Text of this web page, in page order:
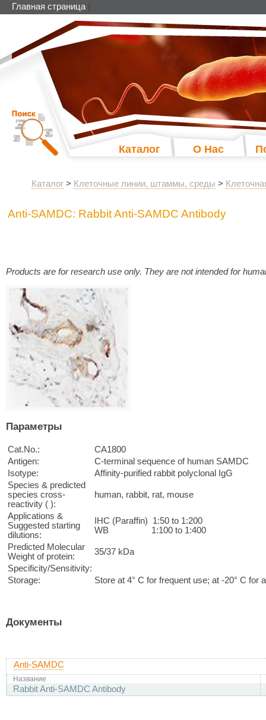
Главная страница
Каталог О Нас
Каталог > Клеточные линии, штаммы, среды >
Anti-SAMDC: Rabbit Anti-SAMDC Antibody
Products are for research use only. They are not intended for
Параметры
Cat.No.:
CA1800
Antigen:
C-terminal sequence of human SAMDC
Isotype:
Affinity-purified rabbit polyclonal IgG
Species & predicted
species cross-
reactivity ( ):
human, rabbit, rat, mouse
Applications &
Suggested starting
dilutions:
IHC (Paraffin) 1:50 to 1:200
WB 1:100 to 1:400
Predicted Molecular
Weight of protein:
35/37 kDa
Specificity/Sensitivity:
Storage:
Store at 4° C for frequent use; at -20° C for
Документы
Anti-SAMDC
Название
Rabbit Anti-SAMDC Antibody